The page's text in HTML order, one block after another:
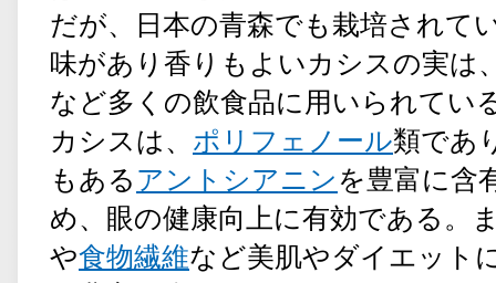
だが、日本の青森でも栽培されて
味があり香りもよいカシスの実は
など多くの飲食品に用いられてい
カシスは、 ポリフェノール類であ
もある アントシアニン を豊富に含
め、眼の健康向上に有効である。
や食物繊維など美肌やダイエット